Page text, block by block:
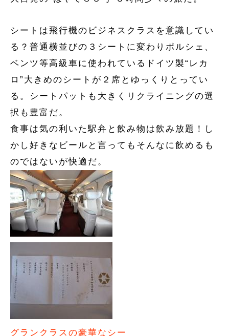
シートは飛行機のビジネスクラスを意識してい
る？普通横並びの３シートに変わりポルシェ、
ベンツ等高級車に使われているドイツ製“レカ
ロ”大きめのシートが２席とゆっくりとってい
る。シートパットも大きくリクライニングの選
択も豊富だ。
食事は気の利いた駅弁と飲み物は飲み放題！し
かし好きなビールと言ってもそんなに飲めるも
のではないが快適だ。
グランクラスの豪華なシー